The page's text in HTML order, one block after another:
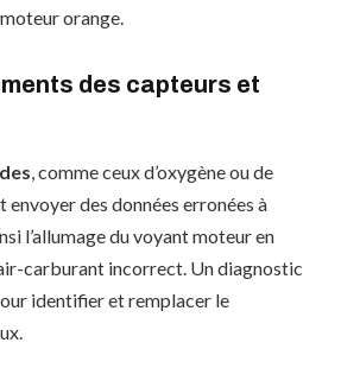
orange.
des capteurs et
, comme ceux d’oxygène ou de
des données erronées à
l’allumage du voyant moteur en
carburant incorrect. Un diagnostic
identifier et remplacer le